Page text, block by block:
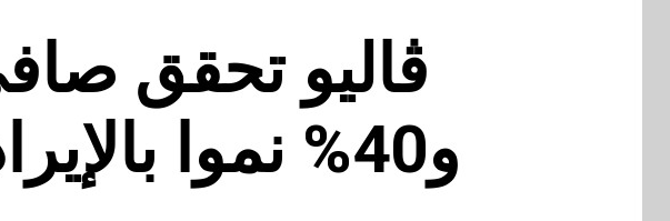
و40% نموا بالإيرادات بالربع بالأول 2026